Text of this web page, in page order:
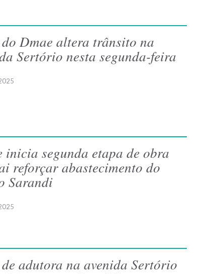
Dmae altera trânsito na
Sertório nesta segunda-feira
inicia segunda etapa de obra
reforçar abastecimento do
Sarandi
adutora na avenida Sertório